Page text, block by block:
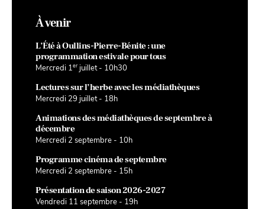
À venir
L’Été à Oullins-Pierre-Bénite : une
programmation estivale pour tous
Mercredi 1er juillet - 10h30
Lectures sur l’herbe avec les médiathèques
Mercredi 29 juillet - 18h
Animations des médiathèques de septembre à
décembre
Mercredi 2 septembre - 10h
Programme cinéma de septembre
Mercredi 2 septembre - 15h
Présentation de saison 2026-2027
Vendredi 11 septembre - 19h